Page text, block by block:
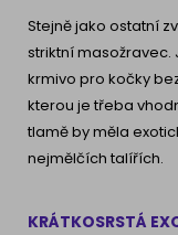
Stejně jako ostatní
striktní
krmivo pro kočky
kterou je třeba
tlamě by měla
nejmělčích talířích.
KRÁTKOSRSTÁ